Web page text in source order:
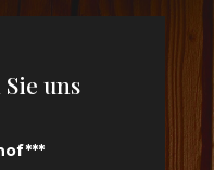
uns